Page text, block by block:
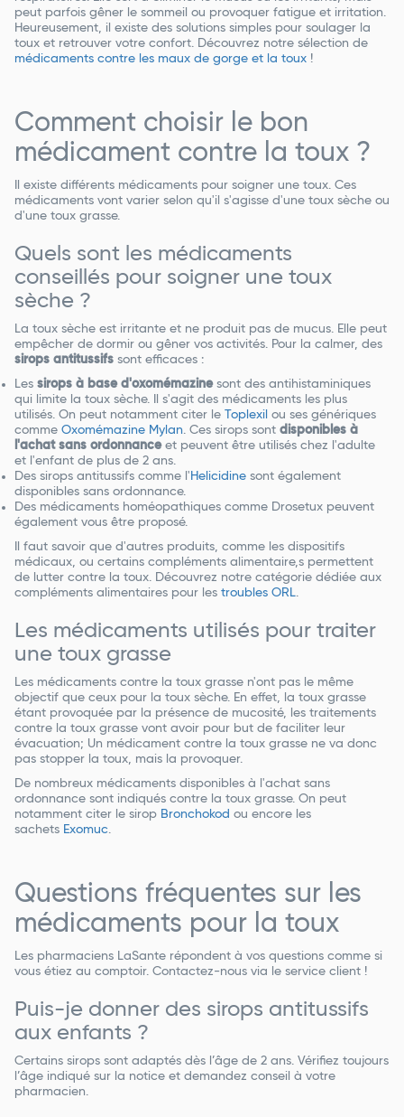
peut parfois gêner le sommeil ou provoquer fatigue et irritation.
Heureusement, il existe des solutions simples pour soulager la
toux et retrouver votre confort. Découvrez notre sélection de
médicaments contre les maux de gorge et la toux !
Comment choisir le bon
médicament contre la toux ?
Il existe différents médicaments pour soigner une toux. Ces
médicaments vont varier selon qu'il s'agisse d'une toux sèche ou
d'une toux grasse.
Quels sont les médicaments
conseillés pour soigner une toux
sèche ?
La toux sèche est irritante et ne produit pas de mucus. Elle peut
empêcher de dormir ou gêner vos activités. Pour la calmer, des
sirops antitussifs sont efficaces :
Les sirops à base d'oxomémazinesont des antihistaminiques
qui limite la toux sèche. Il s'agit des médicaments les plus
utilisés. On peut notamment citer le Toplexil ou ses génériques
comme Oxomémazine Mylan. Ces sirops sont disponibles à
l'achat sans ordonnanceet peuvent être utilisés chez l'adulte
et l'enfant de plus de 2 ans.
Des sirops antitussifs comme l' Helicidine sont également
disponibles sans ordonnance.
Des médicaments homéopathiques comme Drosetux peuvent
également vous être proposé.
Il faut savoir que d'autres produits, comme les dispositifs
médicaux, ou certains compléments alimentaire,s permettent
de lutter contre la toux. Découvrez notre catégorie dédiée aux
compléments alimentaires pour les troubles ORL.
Les médicaments utilisés pour traiter
une toux grasse
Les médicaments contre la toux grasse n'ont pas le même
objectif que ceux pour la toux sèche. En effet, la toux grasse
étant provoquée par la présence de mucosité, les traitements
contre la toux grasse vont avoir pour but de faciliter leur
évacuation; Un médicament contre la toux grasse ne va donc
pas stopper la toux, mais la provoquer.
De nombreux médicaments disponibles à l'achat sans
ordonnance sont indiqués contre la toux grasse. On peut
notamment citer le sirop Bronchokod ou encore les
sachets Exomuc.
Questions fréquentes sur les
médicaments pour la toux
Les pharmaciens LaSante répondent à vos questions comme si
vous étiez au comptoir. Contactez-nous via le service client !
Puis-je donner des sirops antitussifs
aux enfants ?
Certains sirops sont adaptés dès l’âge de 2 ans. Vérifiez toujours
l’âge indiqué sur la notice et demandez conseil à votre
pharmacien.